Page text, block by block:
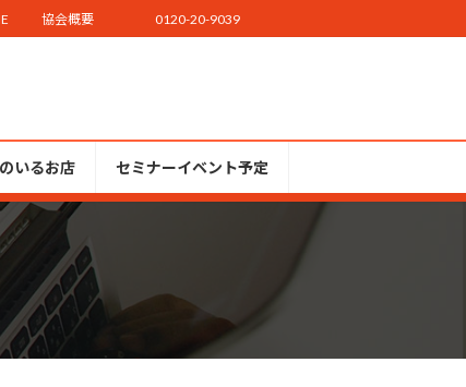
協会概要 0120-20-9039
いるお店 セミナーイベント予定